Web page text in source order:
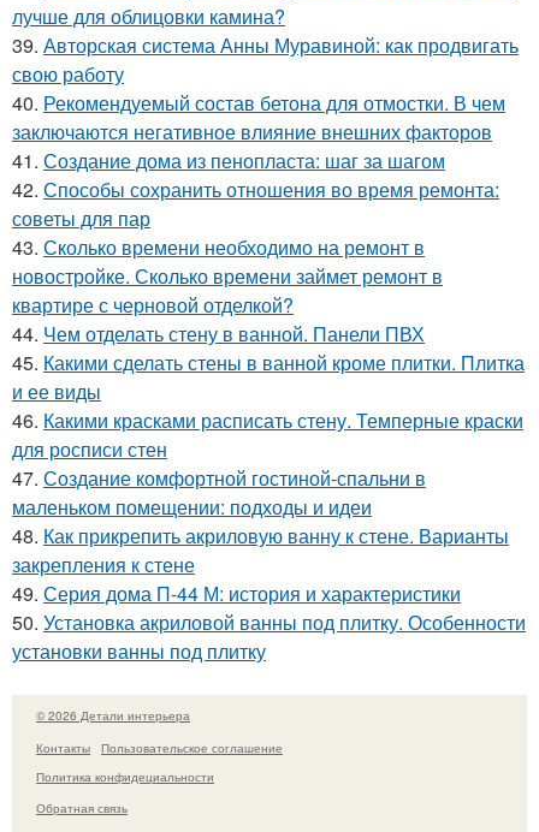
лучше для облицовки камина?
39. Авторская система Анны Муравиной: как продвигать
свою работу
40. Рекомендуемый состав бетона для отмостки. В чем
заключаются негативное влияние внешних факторов
41. Создание дома из пенопласта: шаг за шагом
42. Способы сохранить отношения во время ремонта:
советы для пар
43. Сколько времени необходимо на ремонт в
новостройке. Сколько времени займет ремонт в
квартире с черновой отделкой?
44. Чем отделать стену в ванной. Панели ПВХ
45. Какими сделать стены в ванной кроме плитки. Плитка
и ее виды
46. Какими красками расписать стену. Темперные краски
для росписи стен
47. Создание комфортной гостиной-спальни в
маленьком помещении: подходы и идеи
48. Как прикрепить акриловую ванну к стене. Варианты
закрепления к стене
49. Серия дома П-44 М: история и характеристики
50. Установка акриловой ванны под плитку. Особенности
установки ванны под плитку
© 2026 Детали интерьера
Контакты
Пользовательское соглашение
Политика конфидециальности
Обратная связь